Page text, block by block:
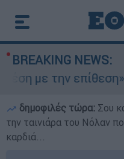
BREAKING NEWS:
επίθεση» λέει η
δημοφιλές τώρα: Σου
την ταινιάρα του Νόλαν
καρδιά...